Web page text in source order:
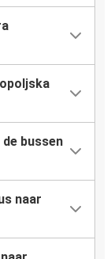
bussen
naar